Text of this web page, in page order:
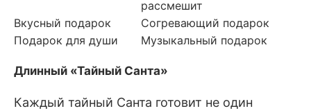
рассмешит
Вкусный подарок
Согревающий подарок
Подарок для души
Музыкальный подарок
Длинный «Тайный Санта»
Каждый тайный Санта готовит не один